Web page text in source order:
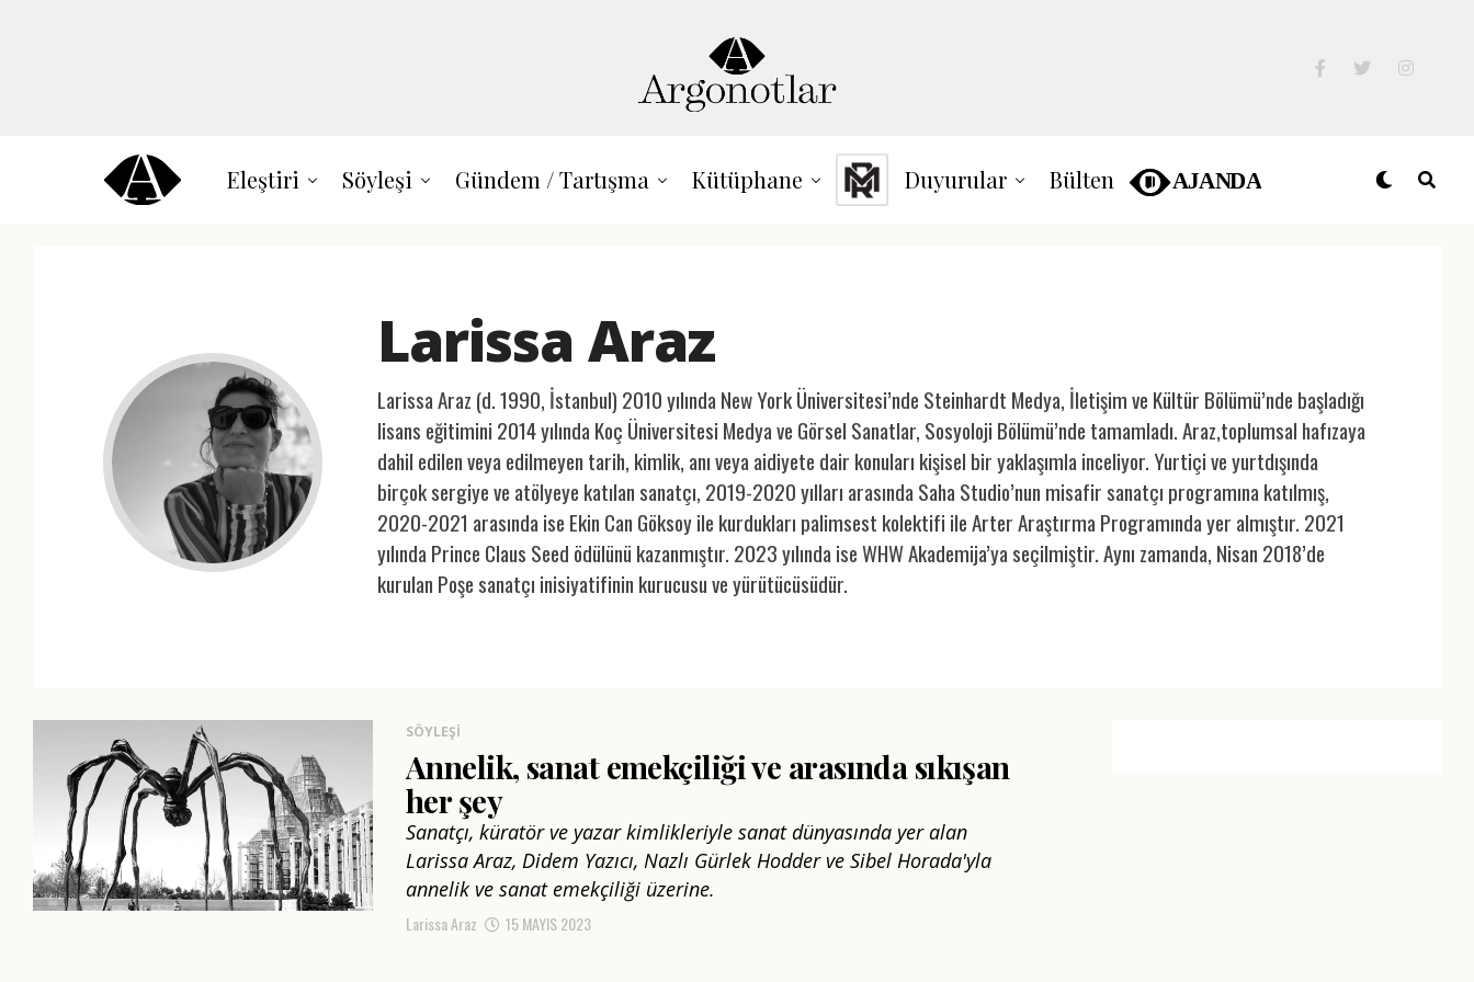
Eleştiri Söyleşi Gündem / Tartışma Kütüphane Duyurular Bülten
Larissa Araz
Larissa Araz (d. 1990, İstanbul) 2010 yılında New York Üniversitesi’nde Steinhardt Medya, İletişim ve Kültür Bölümü’nde başladığı
lisans eğitimini 2014 yılında Koç Üniversitesi Medya ve Görsel Sanatlar, Sosyoloji Bölümü’nde tamamladı. Araz,toplumsal hafızaya
dahil edilen veya edilmeyen tarih, kimlik, anı veya aidiyete dair konuları kişisel bir yaklaşımla inceliyor. Yurtiçi ve yurtdışında
birçok sergiye ve atölyeye katılan sanatçı, 2019-2020 yılları arasında Saha Studio’nun misafir sanatçı programına katılmış,
2020-2021 arasında ise Ekin Can Göksoy ile kurdukları palimsest kolektifi ile Arter Araştırma Programında yer almıştır. 2021
yılında Prince Claus Seed ödülünü kazanmıştır. 2023 yılında ise WHW Akademija’ya seçilmiştir. Aynı zamanda, Nisan 2018’de
kurulan Poşe sanatçı inisiyatifinin kurucusu ve yürütücüsüdür.
SÖYLEŞI
Annelik, sanat emekçiliği ve arasında sıkışan
her şey
Sanatçı, küratör ve yazar kimlikleriyle sanat dünyasında yer alan
Larissa Araz, Didem Yazıcı, Nazlı Gürlek Hodder ve Sibel Horada'yla
annelik ve sanat emekçiliği üzerine.
Larissa Araz 15 MAYIS 2023